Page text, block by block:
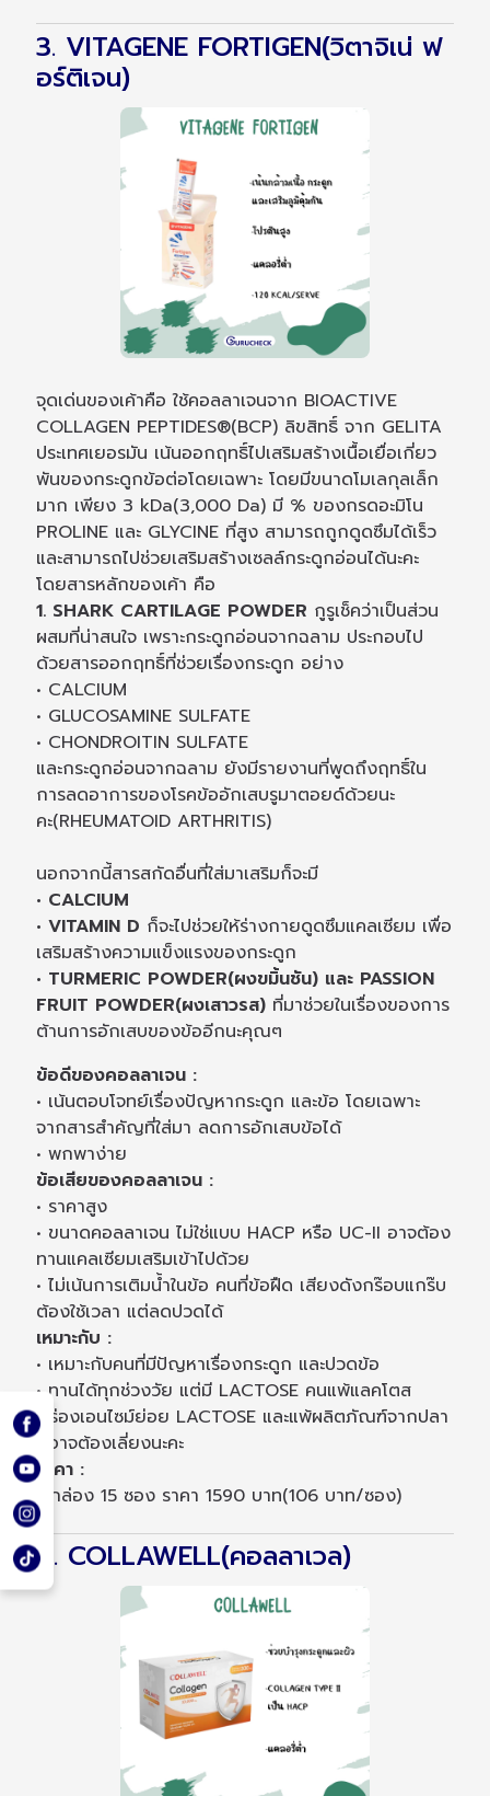
3. VITAGENE FORTIGEN(วิตาจิเน่ ฟ
อร์ติเจน)
จุดเด่นของเค้าคือ ใช้คอลลาเจนจาก BIOACTIVE
COLLAGEN PEPTIDES®(BCP) ลิขสิทธิ์ จาก GELITA
ประเทศเยอรมัน เน้นออกฤทธิ์ไปเสริมสร้างเนื้อเยื่อเกี่ยว
พันของกระดูกข้อต่อโดยเฉพาะ โดยมีขนาดโมเลกุลเล็ก
มาก เพียง 3 kDa(3,000 Da) มี % ของกรดอะมิโน
PROLINE และ GLYCINE ที่สูง สามารถถูกดูดซึมได้เร็ว
และสามารถไปช่วยเสริมสร้างเซลล์กระดูกอ่อนได้นะคะ
โดยสารหลักของเค้า คือ
1. SHARK CARTILAGE POWDER กูรูเช็คว่าเป็นส่วน
ผสมที่น่าสนใจ เพราะกระดูกอ่อนจากฉลาม ประกอบไป
ด้วยสารออกฤทธิ์ที่ช่วยเรื่องกระดูก อย่าง
• CALCIUM
• GLUCOSAMINE SULFATE
• CHONDROITIN SULFATE
และกระดูกอ่อนจากฉลาม ยังมีรายงานที่พูดถึงฤทธิ์ใน
การลดอาการของโรคข้ออักเสบรูมาตอยด์ด้วยนะ
คะ(RHEUMATOID ARTHRITIS)
นอกจากนี้สารสกัดอื่นที่ใส่มาเสริมก็จะมี
• CALCIUM
• VITAMIN D ก็จะไปช่วยให้ร่างกายดูดซึมแคลเซียม เพื่อ
เสริมสร้างความแข็งแรงของกระดูก
• TURMERIC POWDER(ผงขมิ้นชัน) และ PASSION
FRUIT POWDER(ผงเสาวรส) ที่มาช่วยในเรื่องของการ
ต้านการอักเสบของข้ออีกนะคุณๆ
ข้อดีของคอลลาเจน :
• เน้นตอบโจทย์เรื่องปัญหากระดูก และข้อ โดยเฉพาะ
จากสารสำคัญที่ใส่มา ลดการอักเสบข้อได้
• พกพาง่าย
ข้อเสียของคอลลาเจน :
• ราคาสูง
• ขนาดคอลลาเจน ไม่ใช่แบบ HACP หรือ UC-II อาจต้อง
ทานแคลเซียมเสริมเข้าไปด้วย
• ไม่เน้นการเติมน้ำในข้อ คนที่ข้อฝืด เสียงดังกร๊อบแกร๊บ
ต้องใช้เวลา แต่ลดปวดได้
เหมาะกับ :
• เหมาะกับคนที่มีปัญหาเรื่องกระดูก และปวดข้อ
• ทานได้ทุกช่วงวัย แต่มี LACTOSE คนแพ้แลคโตส
พร่องเอนไซม์ย่อย LACTOSE และแพ้ผลิตภัณฑ์จากปลา
ก็อาจต้องเลี่ยงนะคะ
ราคา :
1 กล่อง 15 ซอง ราคา 1590 บาท(106 บาท/ซอง)
4. COLLAWELL(คอลลาเวล)